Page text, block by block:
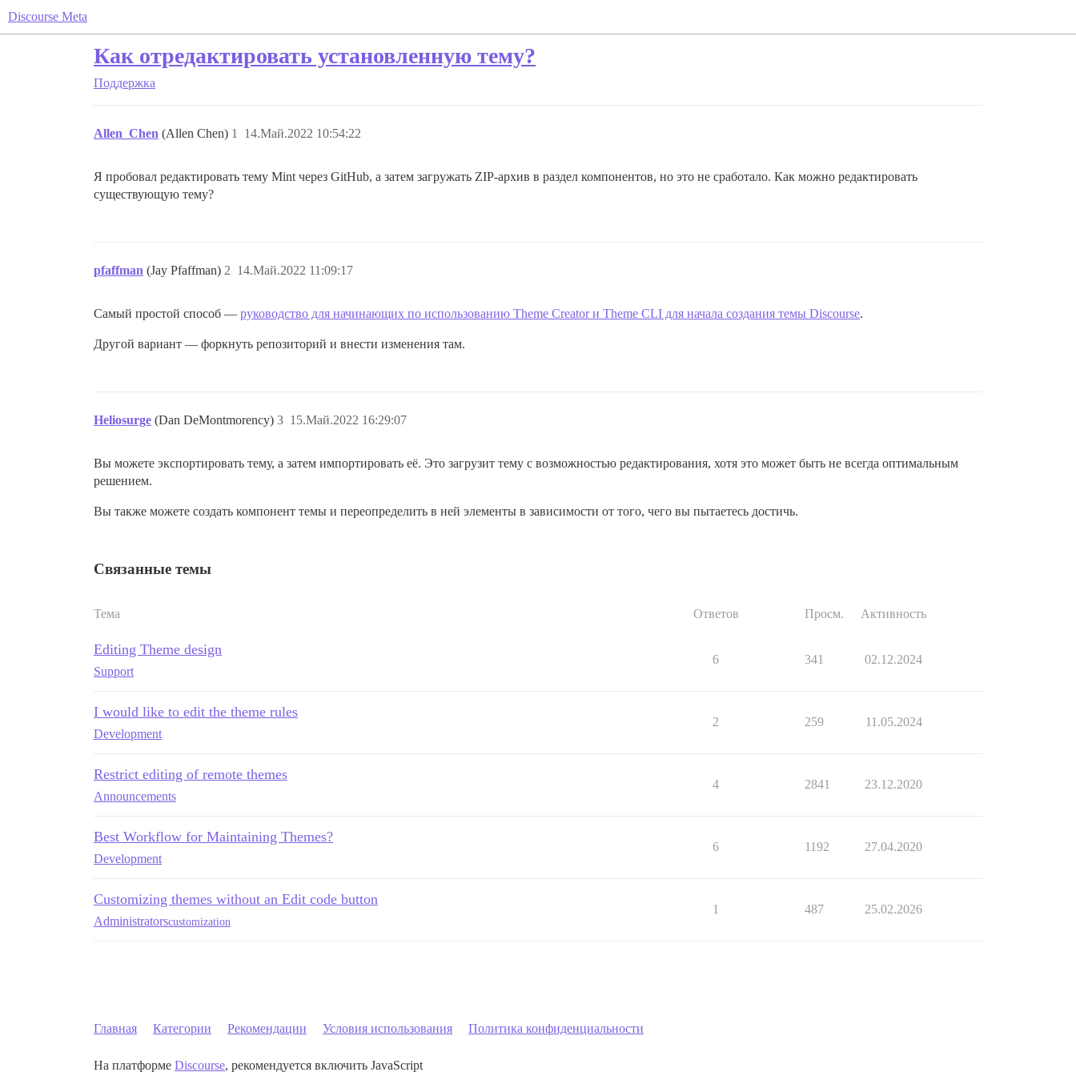
Discourse Meta
Как отредактировать установленную тему?
Поддержка
Allen_Chen (Allen Chen) 14.Май.2022 10:54:22
1
Я пробовал редактировать тему Mint через GitHub, а затем загружать ZIP-архив в раздел компонентов, но это не сработало. Как можно редактировать
существующую тему?
pfaffman (Jay Pfaffman) 14.Май.2022 11:09:17
2
Самый простой способ — руководство для начинающих по использованию Theme Creator и Theme CLI для начала создания темы Discourse.
Другой вариант — форкнуть репозиторий и внести изменения там.
Heliosurge (Dan DeMontmorency) 15.Май.2022 16:29:07
3
Вы можете экспортировать тему, а затем импортировать её. Это загрузит тему с возможностью редактирования, хотя это может быть не всегда оптимальным
решением.
Вы также можете создать компонент темы и переопределить в ней элементы в зависимости от того, чего вы пытаетесь достичь.
Связанные темы
Тема Ответов Просм. Активность
Editing Theme design
Support
6 341 02.12.2024
I would like to edit the theme rules
Development
2 259 11.05.2024
Restrict editing of remote themes
Announcements
4 2841 23.12.2020
Best Workflow for Maintaining Themes?
Development
6 1192 27.04.2020
Customizing themes without an Edit code button
Administratorscustomization
1 487 25.02.2026
Главная Категории Рекомендации Условия использования Политика конфиденциальности
На платформе Discourse, рекомендуется включить JavaScript